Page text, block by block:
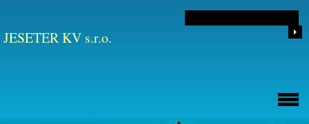
JESETER KV s.r.o.